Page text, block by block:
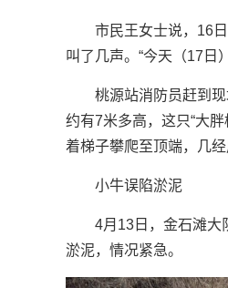
市民王女士说，16
叫了几声。“今天（17日
桃源站消防员赶到
约有7米多高，这只“大
着梯子攀爬至顶端，几经
小牛误陷淤泥
4月13日，金石滩大
淤泥，情况紧急。